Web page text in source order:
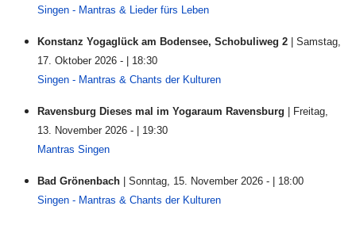
Singen - Mantras & Lieder fürs Leben
Konstanz Yogaglück am Bodensee, Schobuliweg 2 | Samstag,
17. Oktober 2026 - | 18:30
Singen - Mantras & Chants der Kulturen
Ravensburg Dieses mal im Yogaraum Ravensburg | Freitag,
13. November 2026 - | 19:30
Mantras Singen
Bad Grönenbach | Sonntag, 15. November 2026 - | 18:00
Singen - Mantras & Chants der Kulturen